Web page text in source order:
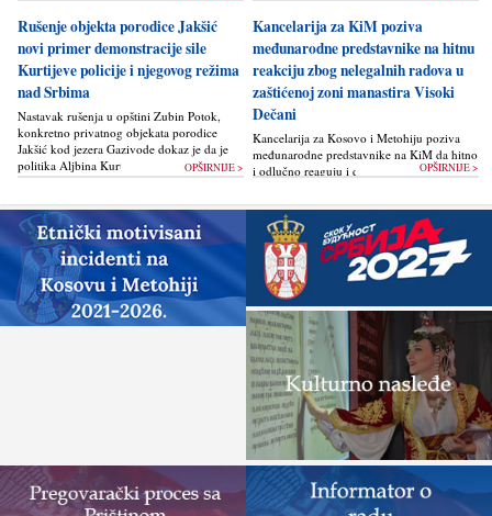
Rušenje objekta porodice Jakšić
novi primer demonstracije sile
Kurtijeve policije i njegovog režima
nad Srbima
Nastavak rušenja u opštini Zubin Potok,
konkretno privatnog objekata porodice
Jakšić kod jezera Gazivode dokaz je da je
politika Alјbina Kurtija...
OPŠIRNIJE >
Kancelarija za KiM poziva
međunarodne predstavnike na hitnu
reakciju zbog nelegalnih radova u
zaštićenoj zoni manastira Visoki
Dečani
Kancelarija za Kosovo i Metohiju poziva
međunarodne predstavnike na KiM da hitno
i odlučno reaguju i da bez odlaganja
građevinskih...
OPŠIRNIJE >